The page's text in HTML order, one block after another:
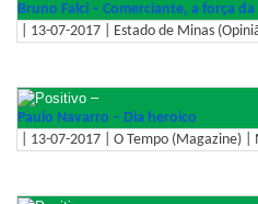
Bruno Falci – Comerciante, a força
| 13-07-2017 | Estado de Minas
–
Paulo Navarro – Dia heroico
| 13-07-2017 | O Tempo (Magazine) |